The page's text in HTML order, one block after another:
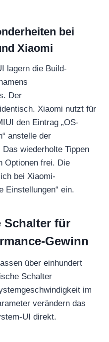
bei
Xiaomi
lagern die Build-
Der
Xiaomi nutzt für
den Eintrag „OS-
anstelle der
wiederholte Tippen
Optionen frei. Die
bei Xiaomi-
Einstellungen“ ein.
Schalter für
Gewinn
über einhundert
Schalter
im
verändern das
UI direkt.